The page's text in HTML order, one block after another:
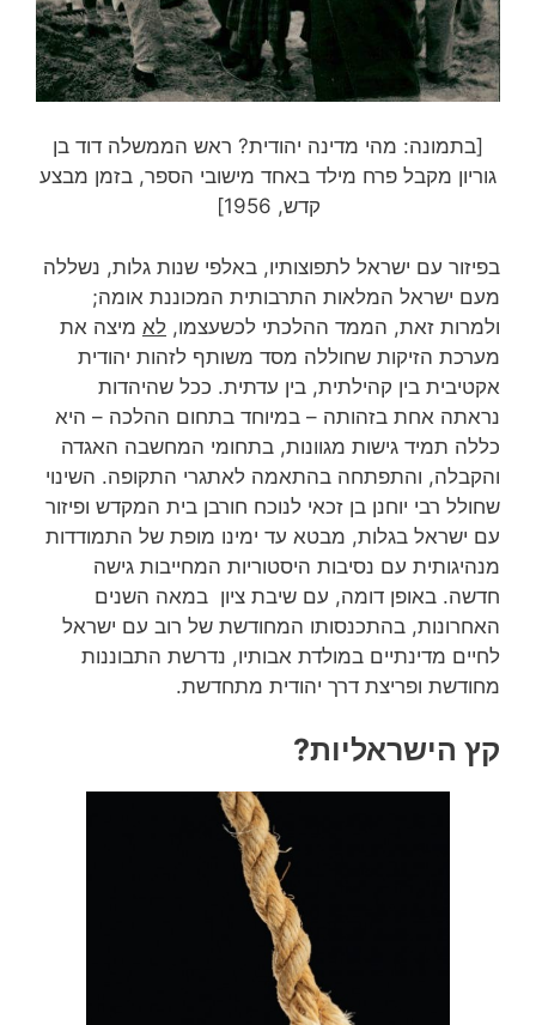
[בתמונה: מהי מדינה יהודית? ראש הממשלה דוד בן
גוריון מקבל פרח מילד באחד מישובי הספר, בזמן מבצע
קדש, 1956]
בפיזור עם ישראל לתפוצותיו, באלפי שנות גלות, נשללה
מעם ישראל המלאות התרבותית המכוננת אומה;
ולמרות זאת, הממד ההלכתי לכשעצמו, לא מיצה את
מערכת הזיקות שחוללה מסד משותף לזהות יהודית
אקטיבית בין קהילתית, בין עדתית. ככל שהיהדות
נראתה אחת בזהותה – במיוחד בתחום ההלכה – היא
כללה תמיד גישות מגוונות, בתחומי המחשבה האגדה
והקבלה, והתפתחה בהתאמה לאתגרי התקופה. השינוי
שחולל רבי יוחנן בן זכאי לנוכח חורבן בית המקדש ופיזור
עם ישראל בגלות, מבטא עד ימינו מופת של התמודדות
מנהיגותית עם נסיבות היסטוריות המחייבות גישה
חדשה. באופן דומה, עם שיבת ציון במאה השנים
האחרונות, בהתכנסותו המחודשת של רוב עם ישראל
לחיים מדינתיים במולדת אבותיו, נדרשת התבוננות
מחודשת ופריצת דרך יהודית מתחדשת.
קץ הישראליות?